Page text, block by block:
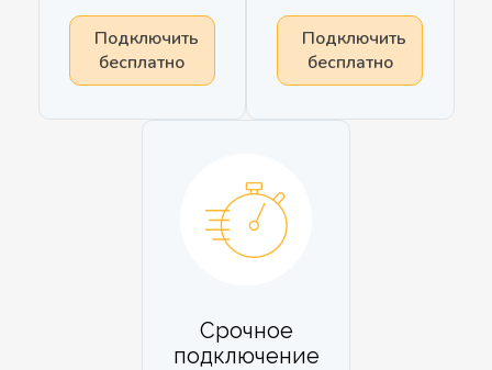
Подключить
бесплатно
Подключить
бесплатно
Срочное
подключение